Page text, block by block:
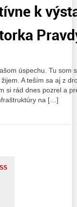
k
úspechu. Tu som
A teším sa aj z
si rád dnes pozrel a
na […]